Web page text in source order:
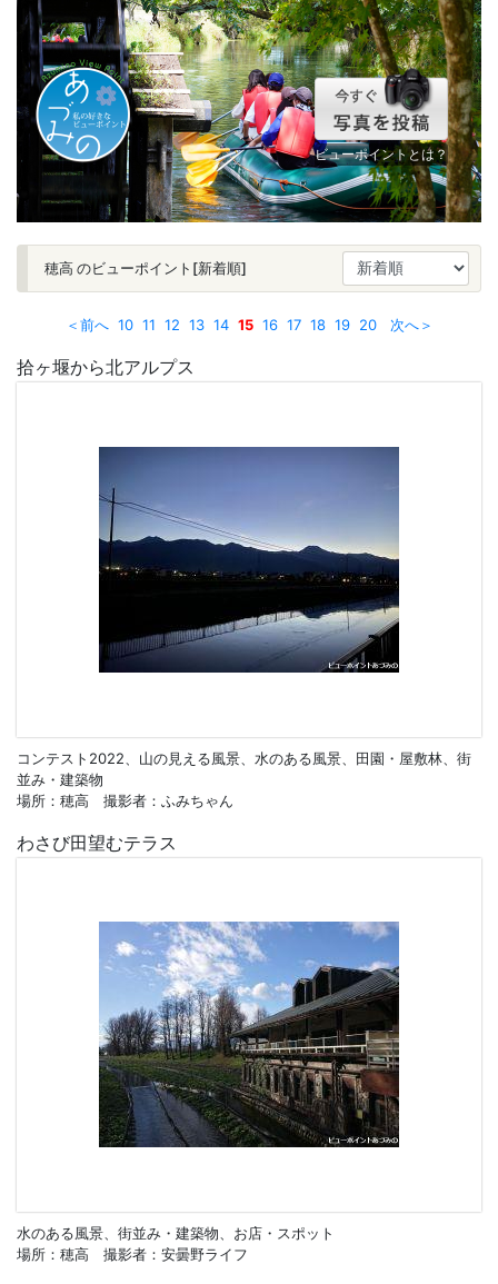
ビューポイントとは？
穂高 のビューポイント[新着順]
＜前へ 10 11 12 13 14 15 16 17 18 19 20 次へ＞
拾ヶ堰から北アルプス
コンテスト2022、山の見える風景、水のある風景、田園・屋敷林、街
並み・建築物
場所：穂高 撮影者：ふみちゃん
わさび田望むテラス
水のある風景、街並み・建築物、お店・スポット
場所：穂高 撮影者：安曇野ライフ